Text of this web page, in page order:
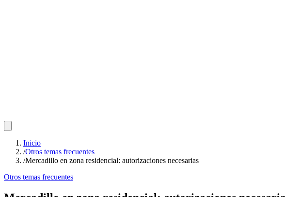
Inicio
/Otros temas frecuentes
/Mercadillo en zona residencial: autorizaciones necesarias
Otros temas frecuentes